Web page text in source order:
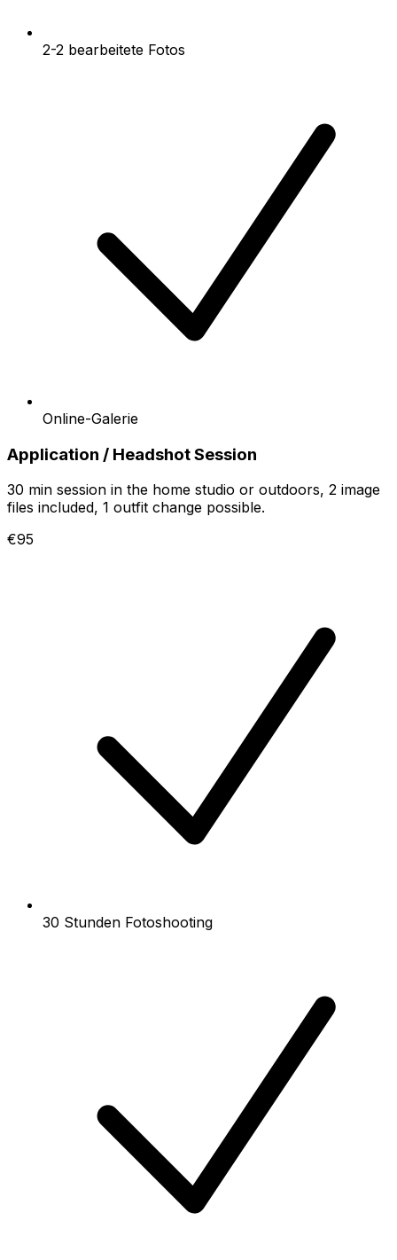
2-2 bearbeitete Fotos
Online-Galerie
Application / Headshot Session
30 min session in the home studio or outdoors, 2 image
files included, 1 outfit change possible.
€95
30 Stunden Fotoshooting